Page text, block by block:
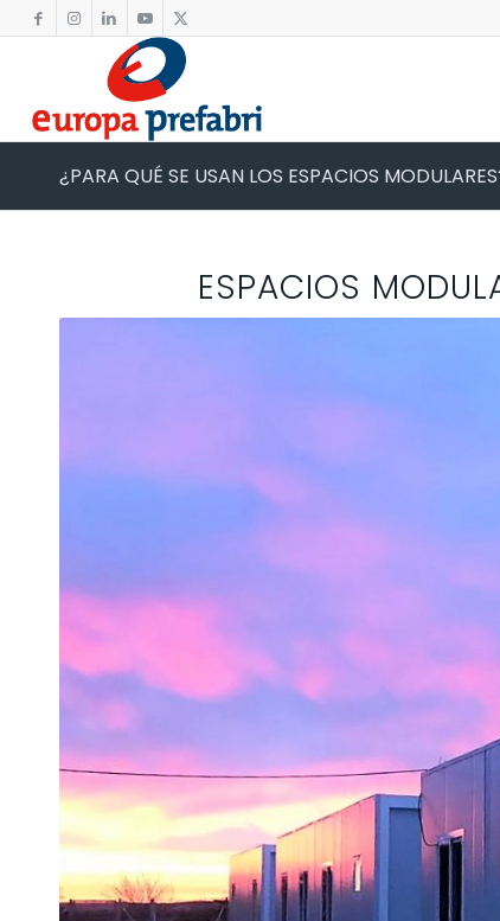
¿PARA QUÉ SE USAN LOS ESPACIOS
ESPACIOS